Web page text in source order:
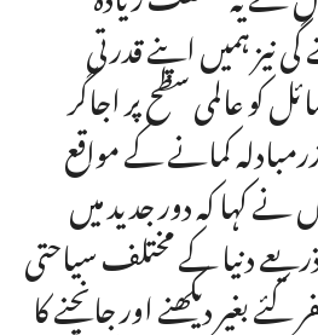
نیز ہمیں اپنے قدرتی
کو عالمی سطح پر اجاگر
کمانے کے مواقع
کہا کہ دور جدید میں
دنیا کے مختلف سیاحتی
بغیر دیکھنے اور جانچنے کا